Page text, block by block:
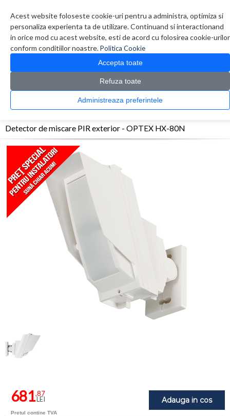
Acest website foloseste cookie-uri pentru a administra, optimiza si
personaliza experienta ta de utilizare. Continuand si interactionand
in orice mod cu acest website, esti de acord cu folosirea cookie-urilor
conform conditiilor noastre.Politica Cookie
Accepta toate
Refuza toate
Administreaza preferintele
0 produs(e)
CATALOG PRODUSE
Efractie - Alarma > Detectori exterior > Detector de miscare PIR
Detector de miscare PIR exterior - OPTEX HX-80N
Adauga in cos
681,87
LEI
Pretul contine TVA